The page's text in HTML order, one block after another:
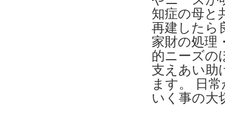
知症の母と
再建したら
家財の処理
的ニーズの
支えあい助
ます。 日
いく事の大